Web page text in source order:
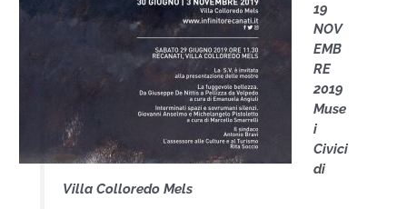
19
NOV
EMB
RE
2019
Muse
i
Civici
di
Villa Colloredo Mels